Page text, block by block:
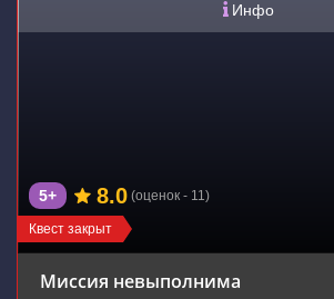
Инфо
Квест закрыт
5+ 8.0 (оценок - 11)
Миссия невыполнима